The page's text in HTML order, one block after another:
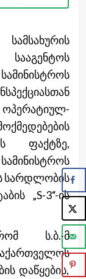
ფაქტზე,
სარდლობის
„S-3“-ის
ს.ბ.-მ
დაწყების,